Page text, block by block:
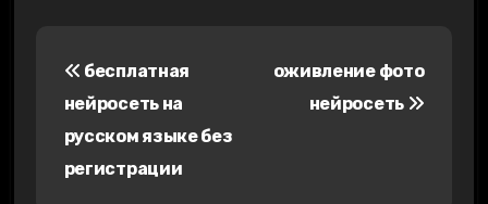
бесплатная
нейросеть на
русском языке без
регистрации
оживление фото
нейросеть